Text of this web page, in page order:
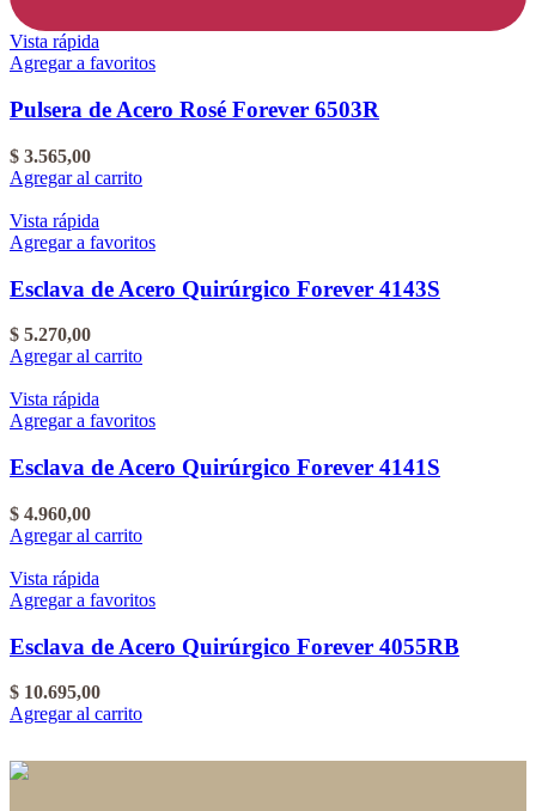
Vista rápida
Agregar a favoritos
Pulsera de Acero Rosé Forever 6503R
$ 3.565,00
Agregar al carrito
Vista rápida
Agregar a favoritos
Esclava de Acero Quirúrgico Forever 4143S
$ 5.270,00
Agregar al carrito
Vista rápida
Agregar a favoritos
Esclava de Acero Quirúrgico Forever 4141S
$ 4.960,00
Agregar al carrito
Vista rápida
Agregar a favoritos
Esclava de Acero Quirúrgico Forever 4055RB
$ 10.695,00
Agregar al carrito